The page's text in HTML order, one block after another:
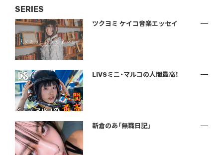
SERIES
ツクヨミ ケイコ音楽エッセイ
LiVSミニ・マルコの人間最高！
新倉のあ「無職日記」